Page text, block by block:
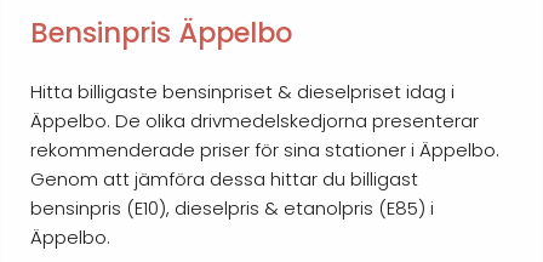
Bensinpris Äppelbo
Hitta billigaste bensinpriset & dieselpriset idag i
Äppelbo. De olika drivmedelskedjorna presenterar
rekommenderade priser för sina stationer i Äppelbo.
Genom att jämföra dessa hittar du billigast
bensinpris (E10), dieselpris & etanolpris (E85) i
Äppelbo.